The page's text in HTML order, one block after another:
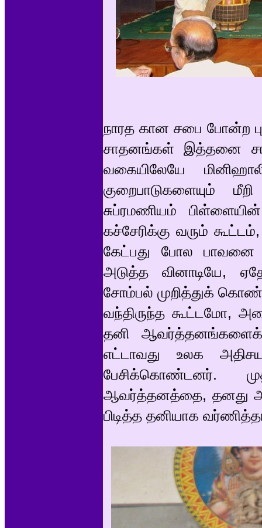
நாரத கான சபை போன்ற
சாதனங்கள் இத்தனை
வகையிலேயே
குறைபாடுகளையும்
சுப்ரமணியம்
கச்சேரிக்கு வரும்
கேட்பது போல பாவனை
அடுத்த வினாடியே,
சோம்பல் முறித்துக்
வந்திருந்த கூட்டமோ,
தனி ஆவர்த்தனங்களைக்
எட்டாவது உலக
பேசிக்கொண்டனர்.
ஆவர்த்தனத்தை, தனது
பிடித்த தனியாக